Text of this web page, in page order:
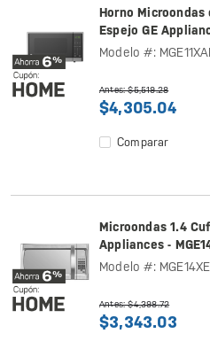
Horno
Espejo GE
Modelo #:
Antes: $5,519.28
$4,305.04
Comparar
Microondas 1.4
Appliances -
Modelo #:
Antes: $4,398.72
$3,343.03